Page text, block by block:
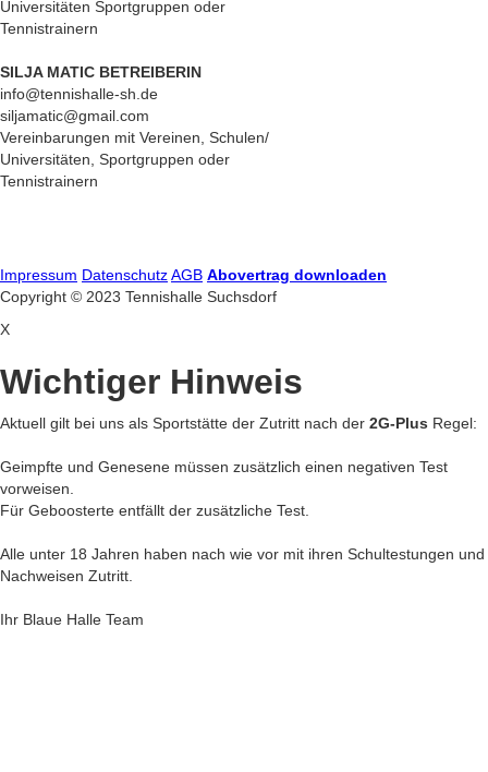
Universitäten Sportgruppen oder
Tennistrainern
SILJA MATIC BETREIBERIN
info@tennishalle-sh.de
siljamatic@gmail.com
Vereinbarungen mit Vereinen, Schulen/
Universitäten, Sportgruppen oder
Tennistrainern
Impressum DatenschutzAGB Abovertrag downloaden
Copyright © 2023 Tennishalle Suchsdorf
X
Wichtiger Hinweis
Aktuell gilt bei uns als Sportstätte der Zutritt nach der 2G-Plus Regel:
Geimpfte und Genesene müssen zusätzlich einen negativen Test
vorweisen.
Für Geboosterte entfällt der zusätzliche Test.
Alle unter 18 Jahren haben nach wie vor mit ihren Schultestungen und
Nachweisen Zutritt.
Ihr Blaue Halle Team